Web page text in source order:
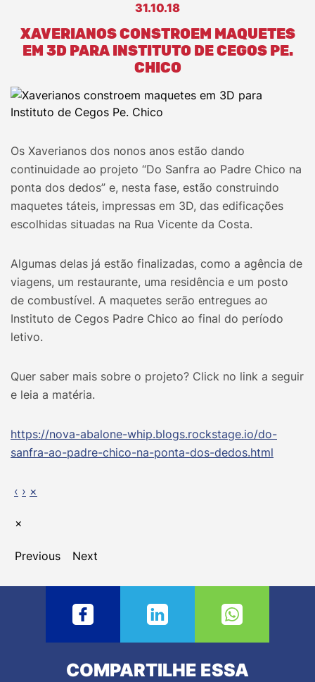
31.10.18
XAVERIANOS CONSTROEM MAQUETES
EM 3D PARA INSTITUTO DE CEGOS PE.
CHICO
Os Xaverianos dos nonos anos estão dando
continuidade ao projeto “Do Sanfra ao Padre Chico na
ponta dos dedos” e, nesta fase, estão construindo
maquetes táteis, impressas em 3D, das edificações
escolhidas situadas na Rua Vicente da Costa.
Algumas delas já estão finalizadas, como a agência de
viagens, um restaurante, uma residência e um posto
de combustível. A maquetes serão entregues ao
Instituto de Cegos Padre Chico ao final do período
letivo.
Quer saber mais sobre o projeto? Click no link a seguir
e leia a matéria.
https://nova-abalone-whip.blogs.rockstage.io/do-
sanfra-ao-padre-chico-na-ponta-dos-dedos.html
‹ › ×
×
Previous Next
COMPARTILHE ESSA